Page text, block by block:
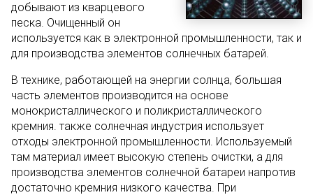
добывают из кварцевого
песка. Очищенный он
используется как в электронной промышленности, так и
для производства элементов солнечных батарей.
В технике, работающей на энергии солнца, большая
часть элементов производится на основе
монокристаллического и поликристаллического
кремния. также солнечная индустрия использует
отходы электронной промышленности. Используемый
там материал имеет высокую степень очистки, а для
производства элементов солнечной батареи напротив
достаточно кремния низкого качества. При